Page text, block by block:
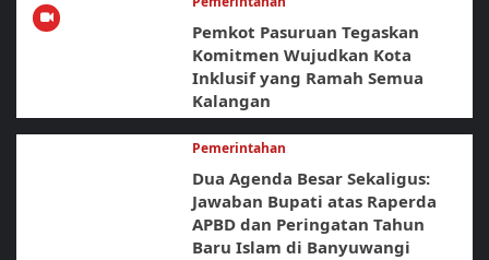
Pemkot Pasuruan Tegaskan
Komitmen Wujudkan Kota
Inklusif yang Ramah Semua
Kalangan
Pemerintahan
Dua Agenda Besar Sekaligus:
Jawaban Bupati atas Raperda
APBD dan Peringatan Tahun
Baru Islam di Banyuwangi